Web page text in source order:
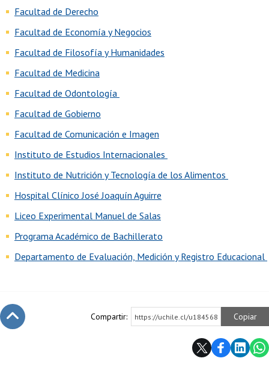
Facultad de Derecho
Facultad de Economía y Negocios
Facultad de Filosofía y Humanidades
Facultad de Medicina
Facultad de Odontología
Facultad de Gobierno
Facultad de Comunicación e Imagen
Instituto de Estudios Internacionales
Instituto de Nutrición y Tecnología de los Alimentos
Hospital Clínico José Joaquín Aguirre
Liceo Experimental Manuel de Salas
Programa Académico de Bachillerato
Departamento de Evaluación, Medición y Registro Educacional
Compartir: https://uchile.cl/u184568 Copiar